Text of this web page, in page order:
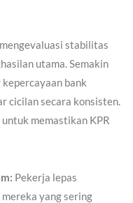
stabilitas
utama. Semakin
bank
cicilan secara konsisten.
memastikan KPR
Pekerja lepas
yang sering